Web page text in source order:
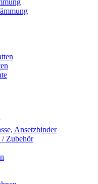
Ansetzbinder
/ Zubehör